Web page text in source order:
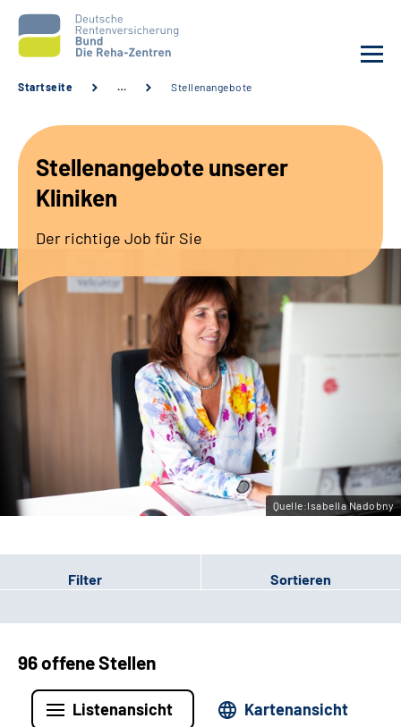
Unsere Kliniken
Sozialdienste & Zuweisende
Erweiterte Suche
Gebärdensprache
Leichte Sprache
Startseite … Stellenangebote
Stellenangebote unserer
Kliniken
Der richtige Job für Sie
Quelle:Isabella Nadobny
Filter Sortieren
96 offene Stellen
Listenansicht Kartenansicht